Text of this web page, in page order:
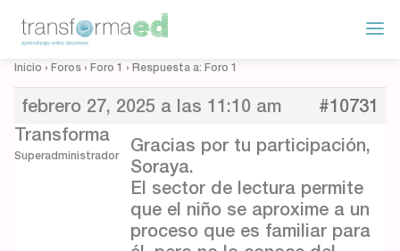
Inicio › Foros › Foro 1 › Respuesta a: Foro 1
febrero 27, 2025 a las 11:10 am
#10731
Transforma
Superadministrador
Gracias por tu participación,
Soraya.
El sector de lectura permite
que el niño se aproxime a un
proceso que es familiar para